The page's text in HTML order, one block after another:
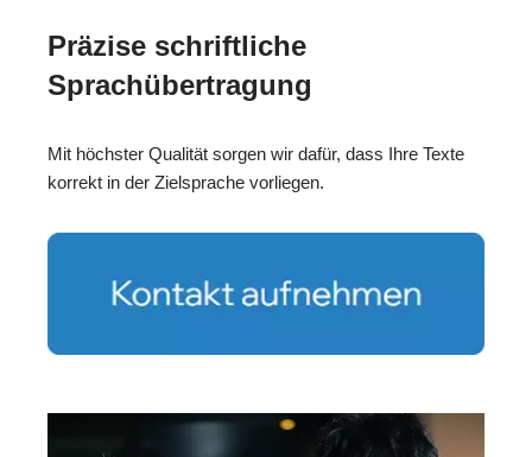
Präzise schriftliche
Sprachübertragung
Mit höchster Qualität sorgen wir dafür, dass Ihre Texte
korrekt in der Zielsprache vorliegen.